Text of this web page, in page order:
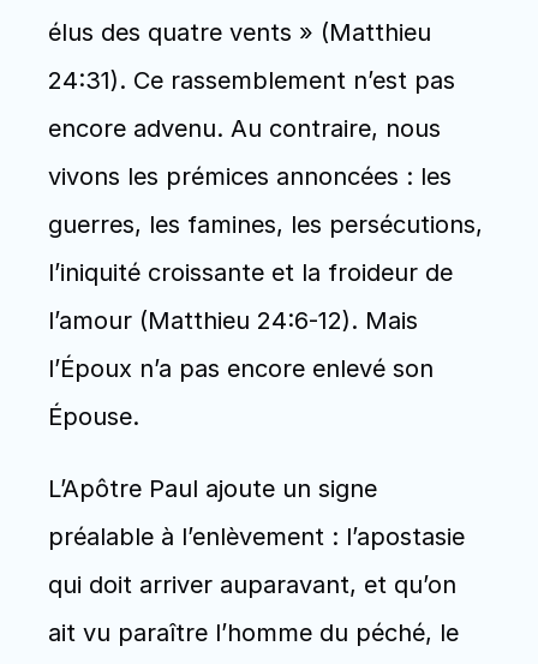
élus des quatre vents » (Matthieu
24:31). Ce rassemblement n’est pas
encore advenu. Au contraire, nous
vivons les prémices annoncées : les
guerres, les famines, les persécutions,
l’iniquité croissante et la froideur de
l’amour (Matthieu 24:6-12). Mais
l’Époux n’a pas encore enlevé son
Épouse.
L’Apôtre Paul ajoute un signe
préalable à l’enlèvement : l’apostasie
qui doit arriver auparavant, et qu’on
ait vu paraître l’homme du péché, le